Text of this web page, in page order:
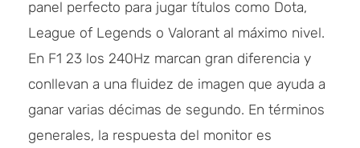
panel perfecto para jugar títulos como Dota,
League of Legends o Valorant al máximo nivel.
En F1 23 los 240Hz marcan gran diferencia y
conllevan a una fluidez de imagen que ayuda a
ganar varias décimas de segundo. En términos
generales, la respuesta del monitor es